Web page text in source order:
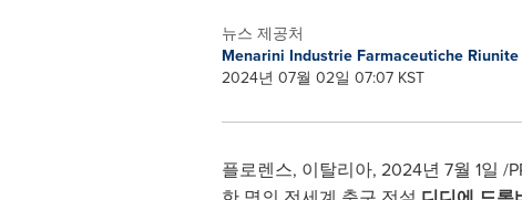
뉴스 제공처
Menarini Industrie Farmaceutiche Riunite
2024년 07월 02일 07:07 KST
플로렌스, 이탈리아, 2024년 7월 1일 /